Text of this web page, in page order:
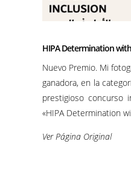
HIPA Determination
Nuevo Premio. Mi
ganadora, en la
prestigioso concurso
«HIPA Determination
Ver Página Original